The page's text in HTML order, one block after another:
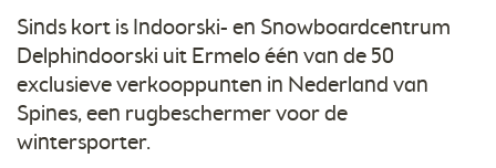
Sinds kort is Indoorski- en Snowboardcentrum
Delphindoorski uit Ermelo één van de 50
exclusieve verkooppunten in Nederland van
Spines, een rugbeschermer voor de
wintersporter.